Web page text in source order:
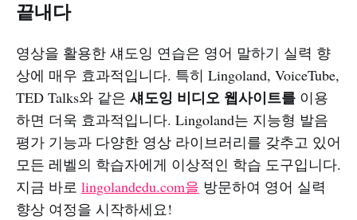
끝내다
영상을 활용한 섀도잉 연습은 영어 말하기 실력 향
상에 매우 효과적입니다. 특히 Lingoland, VoiceTube,
TED Talks와 같은 섀도잉 비디오 웹사이트를 이용
하면 더욱 효과적입니다. Lingoland는 지능형 발음
평가 기능과 다양한 영상 라이브러리를 갖추고 있어
모든 레벨의 학습자에게 이상적인 학습 도구입니다.
지금 바로 lingolandedu.com을 방문하여 영어 실력
향상 여정을 시작하세요!